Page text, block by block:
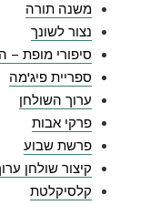
משנה תורה
נצור לשונך
סיפורי מופת
ספריית פיג'מה
ערוך השולחן
פרקי אבות
פרשת שבוע
קיצור שולחן
קלסיקלטת